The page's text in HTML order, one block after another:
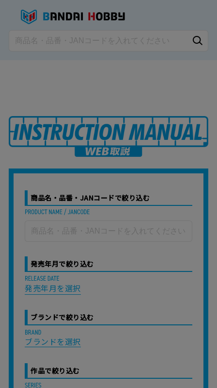
商品名・品番・JANコードで絞り込む
発売年月で絞り込む
発売年月を選択
ブランドで絞り込む
ブランドを選択
作品で絞り込む